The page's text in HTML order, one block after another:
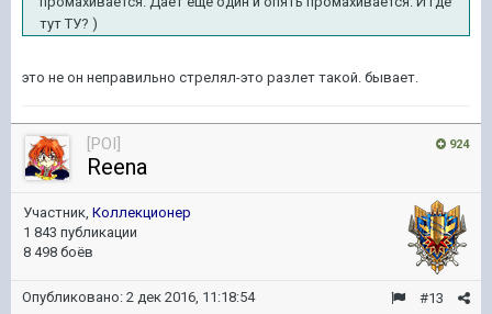
тут ТУ? )
это не он неправильно стрелял-это разлет такой. бывает.
924
[POI]
Reena
Участник, Коллекционер
1 843 публикации
8 498 боёв
#13
Опубликовано: 2 дек 2016, 11:18:54